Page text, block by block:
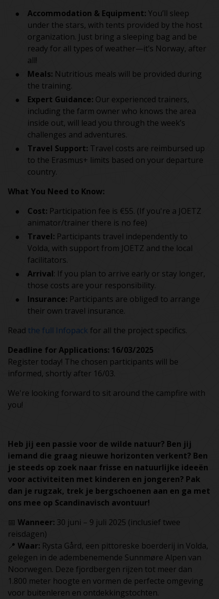
Accommodation & Equipment: You’ll sleep
under the stars, with tents provided by the host
organization. Just bring a sleeping bag and be
ready for all types of weather—it’s Norway, after
all!
Meals: Nutritious meals will be provided during
the training.
Expert Guidance: Our experienced trainers,
including the farm owner who knows the area
inside out, will lead you through the week’s
challenges and adventures.
Travel Support: Travel costs are reimbursed up
to the Erasmus+ limits based on your departure
country.
What You Need to Know:
Cost: Participation fee is €55. (If you're a JOETZ
animator/trainer there is no fee)
Travel: Participants travel independently to
Volda, with support from JOETZ and the local
facilitators.
Arrival: If you plan to arrive early or stay longer,
those costs are your responsibility.
Insurance: Participants are obliged! to arrange
their own travel insurance.
Read the full Infopack for all the project specifics.
Deadline for Applications: 16/03/2025
Register today! The chosen participants will be
informed, shortly after 16/03.
We're looking forward to sit around the campfire with
you!
Heb jij een passie voor de wilde natuur? Ben jij
iemand die graag nieuwe horizonten verkent? Ben
je steeds op zoek naar frisse en natuurlijke ideeën
voor activiteiten met kinderen en jongeren? Pak
dan je rugzak, trek je bergschoenen aan en ga met
ons mee op Scandinavisch avontuur!
📅 Wanneer: 30 juni – 9 juli 2025 (inclusief twee
reisdagen)
📍 Waar: Rysta Gård, een pittoreske boerderij in Volda,
gelegen in de adembenemende Sunnmøre Alpen van
Noorwegen. Deze fjordbergen rijzen tot meer dan
1.800 meter hoogte en vormen de perfecte omgeving
voor buitenleren en ontdekkingstochten.